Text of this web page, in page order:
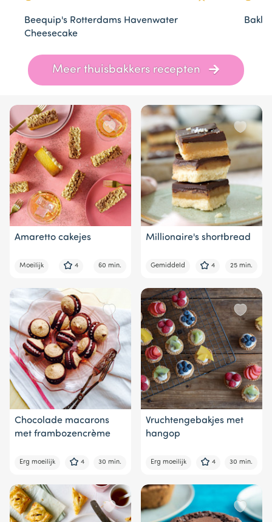
Beequip's Rotterdams Havenwater
Cheesecake
Meer thuisbakkers recepten
Amaretto cakejes
Moeilijk 4 60 min.
Millionaire's shortbread
Gemiddeld 4 25 min.
Chocolade macarons
met frambozencrème
Erg moeilijk 4 30 min.
Vruchtengebakjes met
hangop
Erg moeilijk 4 30 min.